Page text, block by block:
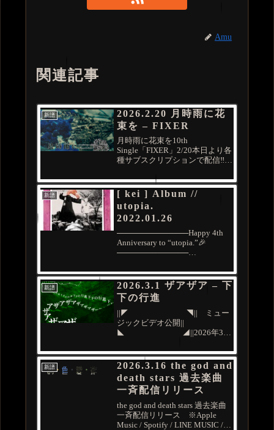
Amu
関連記事
新譜
2026.2.20 月時雨に花
束を – FIXER
月時雨に花束を10th
Single「FIXER」2/20本日より各
種サブスクリプションで配信‼️📢
ちらから👇 月時雨に花束を
(@tsukishigu_info) February 19,
2026
新譜
[ kei ] Album //
utopia.
2022.01.26
─────────────Happy 4th
Anniversary to “utopia.”🎉
─────────────
utopia.2022.01.26🎧 全編インス
トで描かれる、心と五感を刺...
新譜
2026.3.1 ザアザア – 下
下の行進
||◤ ◥|| ミュー
ジックビデオ公開||
◣ ◢||2026年3月
進】ザアザアの世界には中毒性
がございます
pic.twitter.com/JiDiGKG81c—...
新譜
2026.3.16 the god and
death stars 過去楽曲
一斉配信リリース
the god and death stars 過去楽曲
一斉配信リリース ※Apple
Music / Spotify / LINE MUSIC /